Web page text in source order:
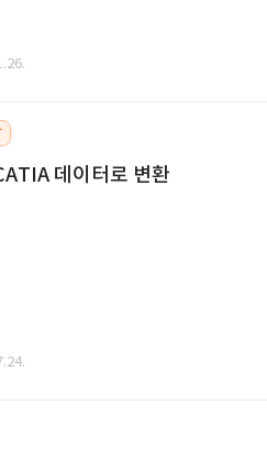
데이터로 변환